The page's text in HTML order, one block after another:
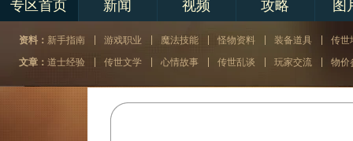
专区首页 新闻 视频 攻略 图
资料： 新手指南 游戏职业 魔法技能 怪物资料 装备道具
传世
文章： 道士经验 传世文学 心情故事 传世乱谈 玩家交流 物价